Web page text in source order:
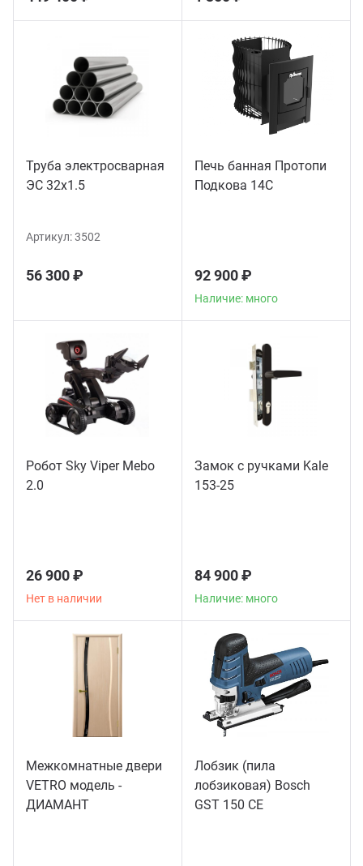
Труба электросварная
ЭС 32x1.5
Артикул:3502
56 300 ₽
Печь банная Протопи
Подкова 14С
92 900 ₽
Наличие: много
Робот Sky Viper Mebo
2.0
26 900 ₽
Нет в наличии
Замок с ручками Kale
153-25
84 900 ₽
Наличие: много
Межкомнатные двери
VETRO модель -
ДИАМАНТ
Лобзик (пила
лобзиковая) Bosch
GST 150 CE